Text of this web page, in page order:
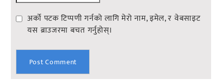
अर्को पटक टिप्पणी गर्नको लागि मेरो नाम, इमेल, र वेबसाइट
यस ब्राउजरमा बचत गर्नुहोस्।